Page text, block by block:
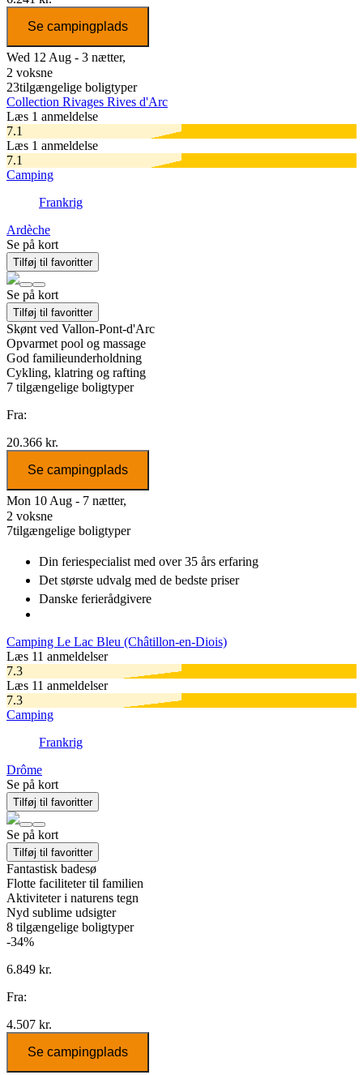
Se campingplads
Wed 12 Aug - 3 nætter,
2 voksne
23tilgængelige boligtyper
Collection Rivages Rives d'Arc
Læs 1 anmeldelse
7.1
Læs 1 anmeldelse
7.1
Camping
Frankrig
Ardèche
Se på kort
Tilføj til favoritter
Se på kort
Tilføj til favoritter
Skønt ved Vallon-Pont-d'Arc
Opvarmet pool og massage
God familieunderholdning
Cykling, klatring og rafting
7 tilgængelige boligtyper
Fra:
20.366 kr.
Se campingplads
Mon 10 Aug - 7 nætter,
2 voksne
7tilgængelige boligtyper
Din feriespecialistmed over 35 års erfaring
Det største udvalg med de bedste priser
Danske ferierådgivere
Camping Le Lac Bleu (Châtillon-en-Diois)
Læs 11 anmeldelser
7.3
Læs 11 anmeldelser
7.3
Camping
Frankrig
Drôme
Se på kort
Tilføj til favoritter
Se på kort
Tilføj til favoritter
Fantastisk badesø
Flotte faciliteter til familien
Aktiviteter i naturens tegn
Nyd sublime udsigter
8 tilgængelige boligtyper
-34%
6.849 kr.
Fra:
4.507 kr.
Se campingplads